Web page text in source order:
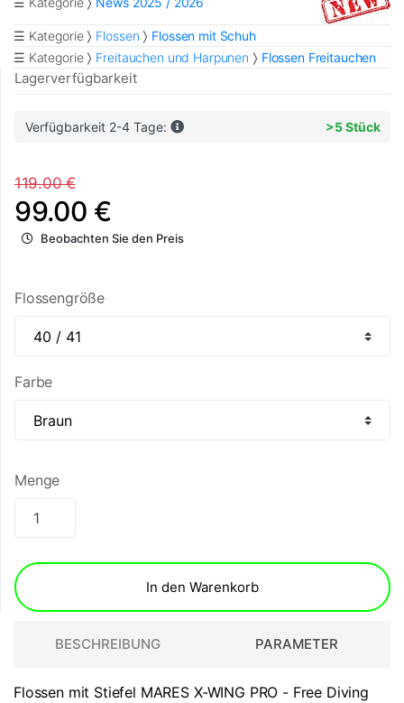
☰ Kategorie Flossen
Flossen mit Schuh
☰ Kategorie
Freitauchen und Harpunen Flossen Freitauchen
Lagerverfügbarkeit
Verfügbarkeit 2-4 Tage: >5 Stück
119.00 €
99.00 €
Beobachten Sie den Preis
Flossengröße
Farbe
Menge
In den Warenkorb
BESCHREIBUNG PARAMETER
Flossen mit Stiefel MARES X-WING PRO - Free Diving